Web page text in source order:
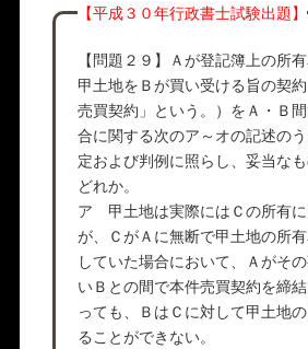
【平成３０年行政書士試験出題】
【問題２９】Ａが登記簿上の所
甲土地をＢが買い受ける旨の契
売買契約」という。）をＡ・Ｂ
合に関する次のア～オの記述の
定および判例に照らし、妥当な
どれか。
ア 甲土地は実際にはＣの所有に
が、ＣがＡに無断で甲土地の所
していた場合において、Ａがそ
いＢとの間で本件売買契約を締
っても、ＢはＣに対して甲土地
ることができない。